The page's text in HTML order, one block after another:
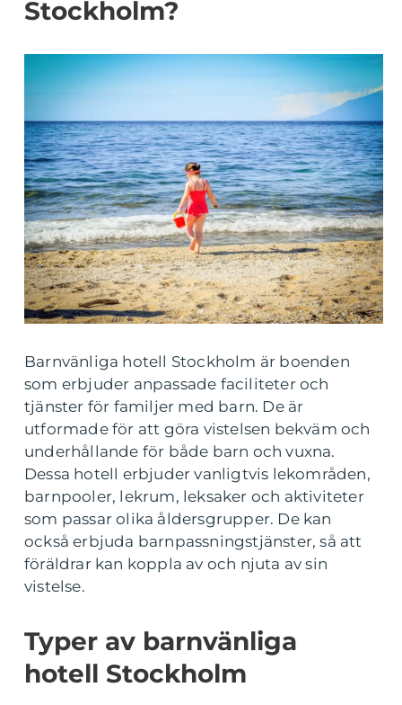
Stockholm?
Barnvänliga hotell Stockholm är boenden
som erbjuder anpassade faciliteter och
tjänster för familjer med barn. De är
utformade för att göra vistelsen bekväm och
underhållande för både barn och vuxna.
Dessa hotell erbjuder vanligtvis lekområden,
barnpooler, lekrum, leksaker och aktiviteter
som passar olika åldersgrupper. De kan
också erbjuda barnpassningstjänster, så att
föräldrar kan koppla av och njuta av sin
vistelse.
Typer av barnvänliga
hotell Stockholm